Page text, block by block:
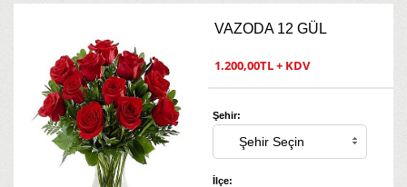
VAZODA 12 GÜL
1.200,00TL + KDV
Şehir:
İlçe: